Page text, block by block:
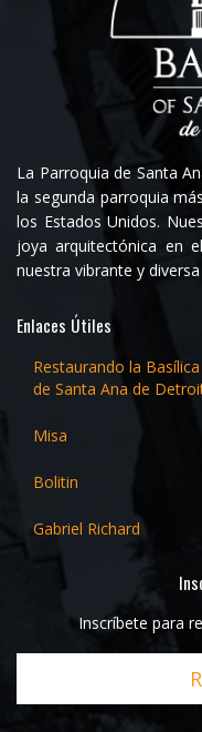
La Parroquia de Santa
la segunda parroquia
los Estados Unidos.
joya arquitectónica en
nuestra vibrante y
Enlaces Útiles
Restaurando la Basílica
de Santa Ana de
Misa
Bolitin
Gabriel Richard
Inscríbete para